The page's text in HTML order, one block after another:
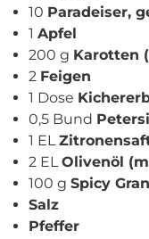
10 Paradeiser,
1 Apfel
200 g Karotten
2 Feigen
1 Dose
0,5 Bund
1 EL
2 ELOlivenöl
100 g Spicy
Salz
Pfeffer